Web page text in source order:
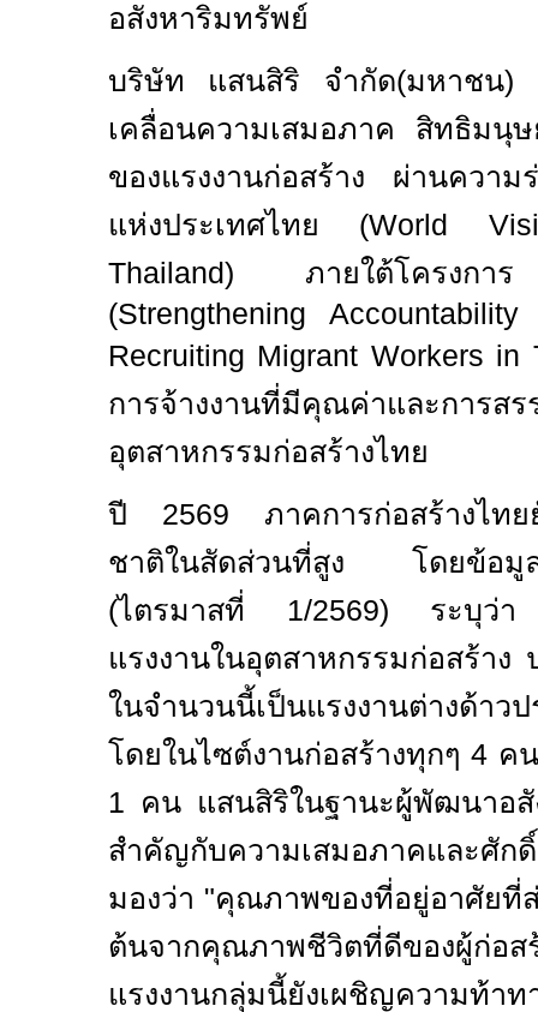
อสังหาริมทรัพย์
บริษัท แสนสิริ จำกัด(มหาชน)
เคลื่อนความเสมอภาค สิทธิม
ของแรงงานก่อสร้าง ผ่านควา
แห่งประเทศไทย (World
Thailand)ภายใต้โครง
(Strengthening
Recruiting Migrant Workers
การจ้างงานที่มีคุณค่าและการ
อุตสาหกรรมก่อสร้างไทย
ปี 2569 ภาคการก่อสร้างไท
ชาติในสัดส่วนที่สูง โดยข้อมูล
(ไตรมาสที่ 1/2569) ระบุว่า
แรงงานในอุตสาหกรรมก่อสร้า
ในจำนวนนี้เป็นแรงงานต่างด้า
โดยในไซต์งานก่อสร้างทุกๆ4 ค
1 คน แสนสิริในฐานะผู้พัฒนาอ
สำคัญกับความเสมอภาคและศัก
มองว่า "คุณภาพของที่อยู่อาศัยที่
ต้นจากคุณภาพชีวิตที่ดีของผู้ก่อส
แรงงานกลุ่มนี้ยังเผชิญความท้า